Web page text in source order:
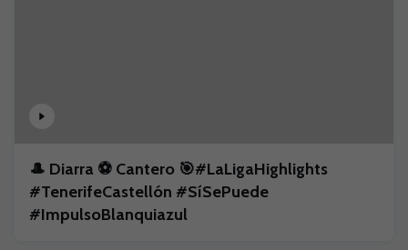
🎩 Diarra ⚽️ Cantero 🎯#LaLigaHighlights
#TenerifeCastellón #SíSePuede
#ImpulsoBlanquiazul